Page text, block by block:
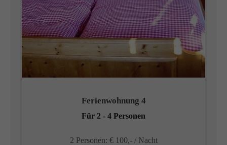
Ferienwohnung 4
Für 2 - 4 Personen
2 Personen: € 100,- / Nacht